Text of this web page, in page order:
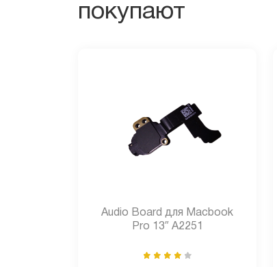
покупают
Audio Board для Macbook
Pro 13″ A2251